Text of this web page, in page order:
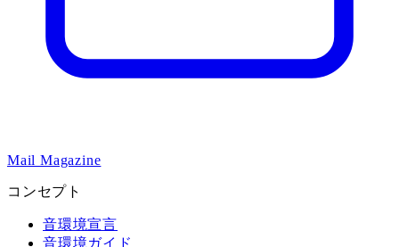
Mail Magazine
コンセプト
音環境宣言
音環境ガイド